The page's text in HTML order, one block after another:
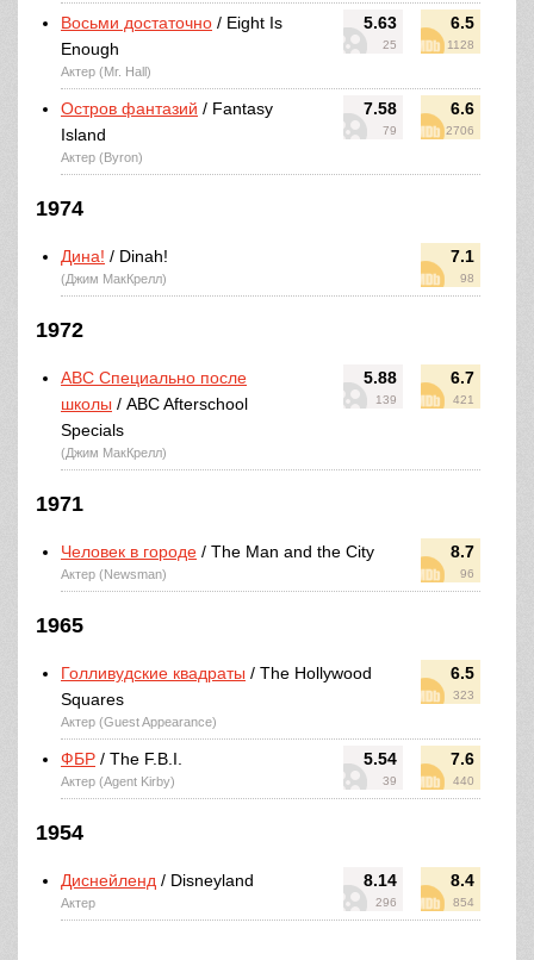
5.63
25
6.5
1128
Восьми достаточно / Eight Is
Enough
Актер (Mr. Hall)
7.58
79
6.6
2706
Остров фантазий / Fantasy
Island
Актер (Byron)
1974
7.1
98
Дина! / Dinah!
(Джим МакКрелл)
1972
5.88
139
6.7
421
ABC Специально после
школы / ABC Afterschool
Specials
(Джим МакКрелл)
1971
8.7
96
Человек в городе / The Man and the City
Актер (Newsman)
1965
6.5
323
Голливудские квадраты / The Hollywood
Squares
Актер (Guest Appearance)
5.54
39
7.6
440
ФБР / The F.B.I.
Актер (Agent Kirby)
1954
8.14
296
8.4
854
Диснейленд / Disneyland
Актер